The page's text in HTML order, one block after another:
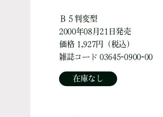
Ｂ５判変型
2000年08月21日発売
価格 1,927円（税込）
雑誌コード 03645-0900-00
在庫なし